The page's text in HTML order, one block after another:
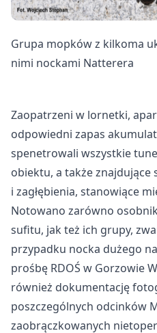
Grupa mopków z kilkoma
nimi nockami Natterera
Zaopatrzeni w lornetki,
odpowiedni zapas
spenetrowali wszystkie
obiektu, a także znajdujące
i zagłębienia, stanowiące
Notowano zarówno
sufitu, jak też ich grupy,
przypadku nocka dużego
prośbę RDOŚ w Gorzowie
również dokumentację
poszczególnych odcinków
zaobrączkowanych